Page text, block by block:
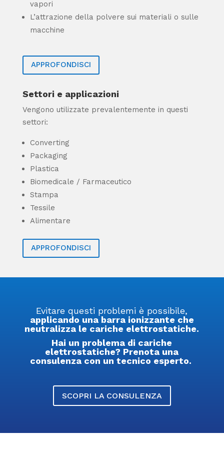
vapori
L’attrazione della polvere sui materiali o sulle
macchine
APPROFONDISCI
Settori e applicazioni
Vengono utilizzate prevalentemente in questi
settori:
Converting
Packaging
Plastica
Biomedicale / Farmaceutico
Stampa
Tessile
Alimentare
APPROFONDISCI
Evitare questi problemi è possibile,
applicando una barra ionizzante che
neutralizza le cariche elettrostatiche.
Hai un problema di cariche
elettrostatiche? Prenota una
consulenza con un tecnico esperto.
SCOPRI LA CONSULENZA